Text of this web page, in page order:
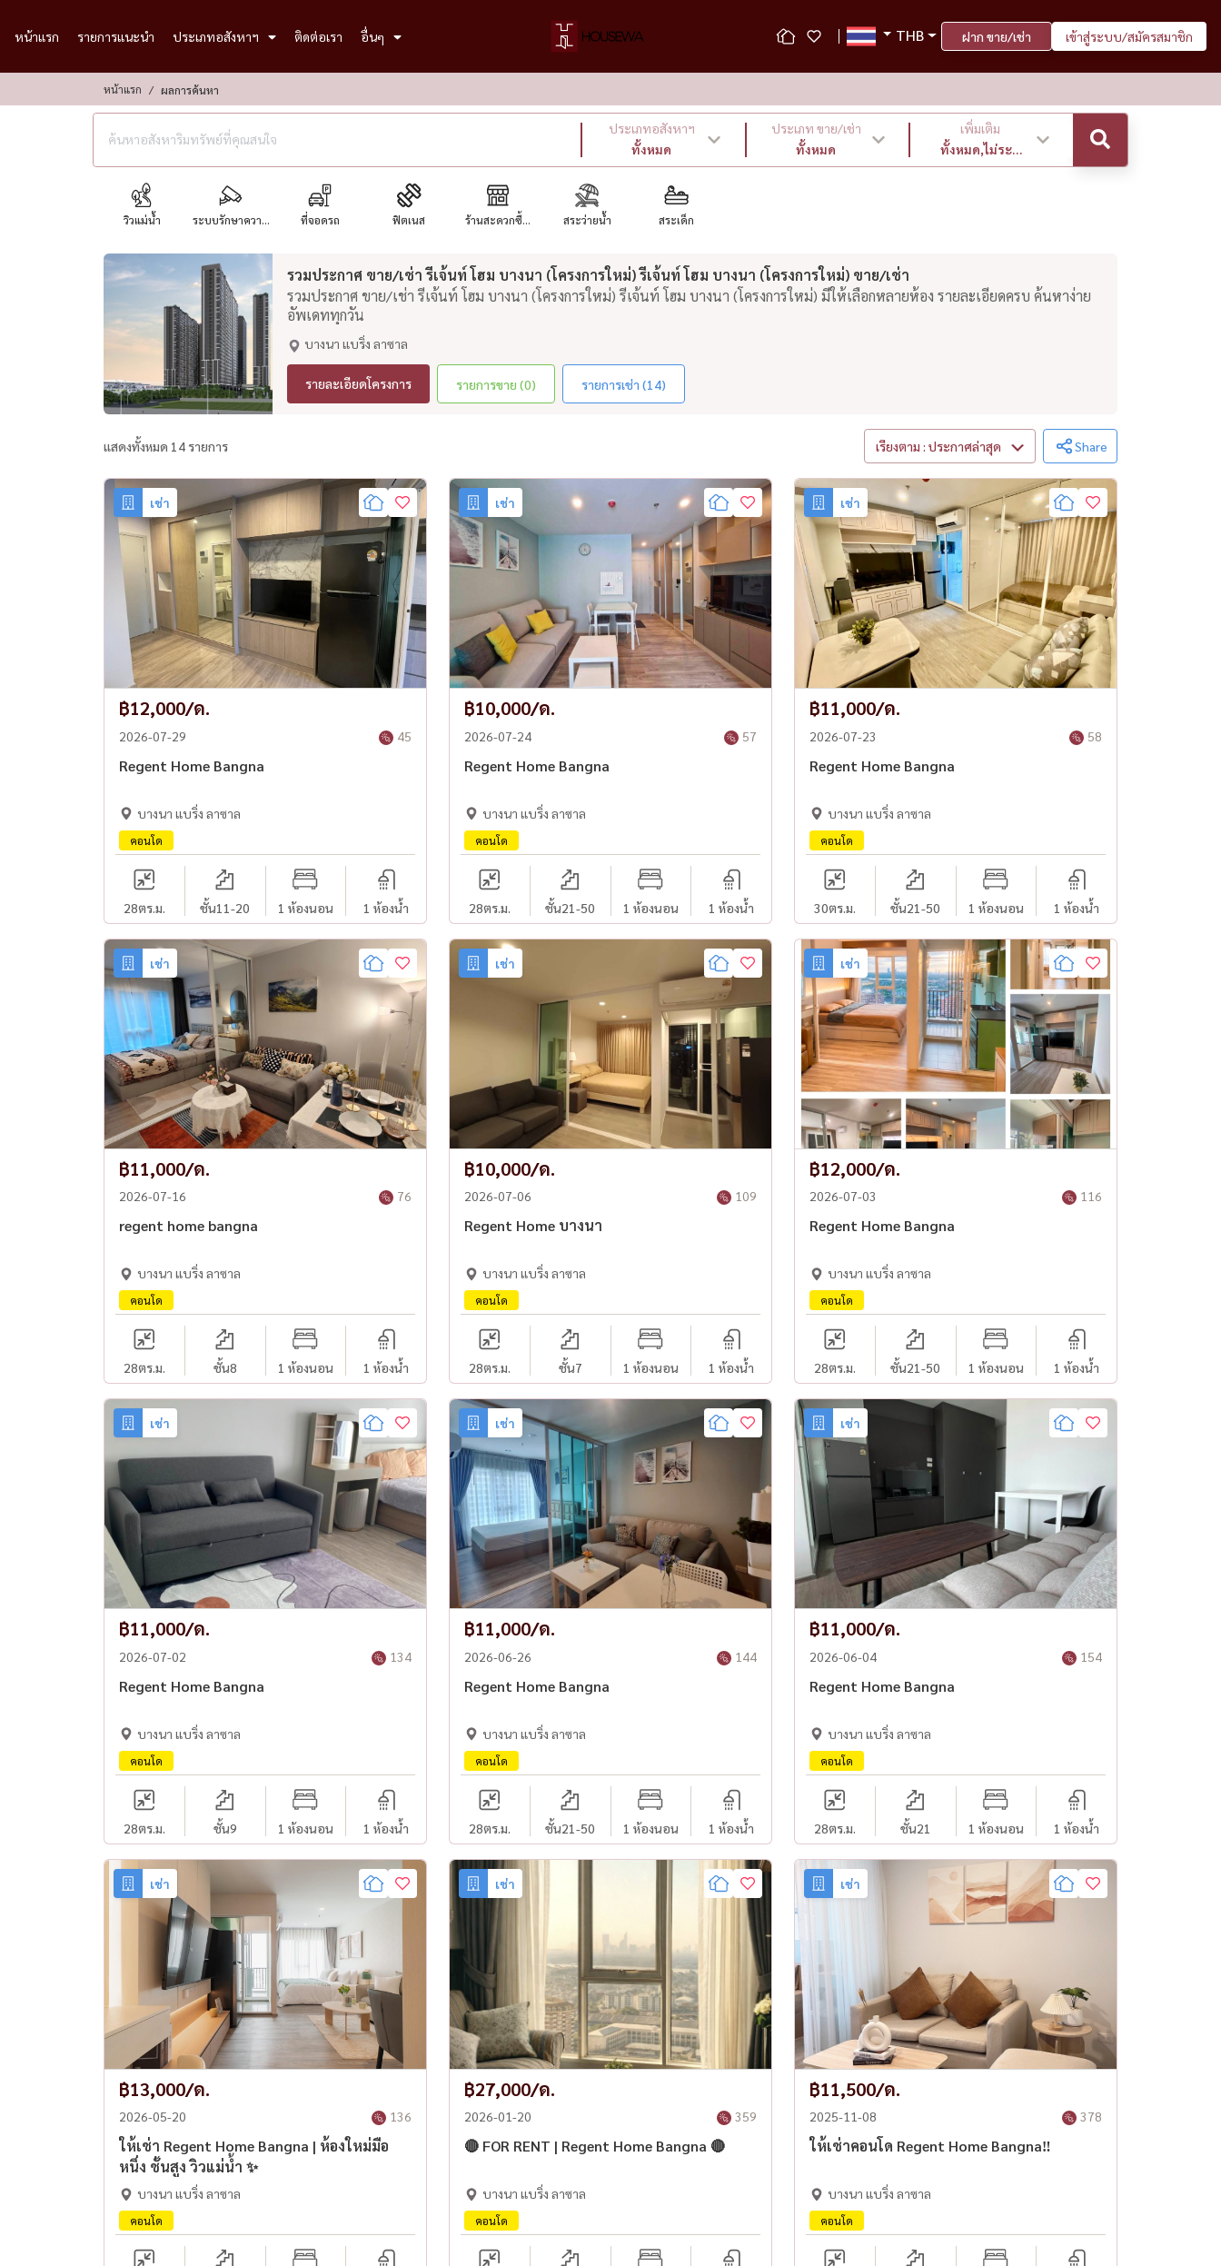
หน้าแรก รายการแนะนำ ประเภทอสังหาฯ ติดต่อเรา อื่นๆ THB ฝาก ขาย/เช่า เข้าสู่ระบบ/สมัครสมาชิก
หน้าแรก ผลการค้นหา
ประเภทอสังหาฯ
ทั้งหมด
ประเภท ขาย/เช่า
ทั้งหมด
เพิ่มเติม
ทั้งหมด,ไม่ระบุ
,ล่าสุด
วิวแม่น้ำ ระบบรักษาควา... ที่จอดรถ ฟิตเนส ร้านสะดวกซื้... สระว่ายน้ำ สระเด็ก
รวมประกาศ ขาย/เช่า รีเจ้นท์ โฮม บางนา (โครงการใหม่) รีเจ้นท์ โฮม บางนา (โครงการใหม่) ขาย/เช่า
รวมประกาศ ขาย/เช่า รีเจ้นท์ โฮม บางนา (โครงการใหม่) รีเจ้นท์ โฮม บางนา (โครงการใหม่) มีให้เลือกหลายห้อง รายละเอียดครบ ค้นหาง่าย
อัพเดททุกวัน
บางนา แบริ่ง ลาซาล
รายละเอียดโครงการ รายการขาย (0) รายการเช่า (14)
แสดงทั้งหมด 14 รายการ เรียงตาม : ประกาศล่าสุด Share
เช่า
฿12,000/ด.
2026-07-29 45
Regent Home Bangna
บางนา แบริ่ง ลาซาล
คอนโด
28ตร.ม. ชั้น11-20 1 ห้องนอน 1 ห้องน้ำ
เช่า
฿10,000/ด.
2026-07-24 57
Regent Home Bangna
บางนา แบริ่ง ลาซาล
คอนโด
28ตร.ม. ชั้น21-50 1 ห้องนอน 1 ห้องน้ำ
เช่า
฿11,000/ด.
2026-07-23 58
Regent Home Bangna
บางนา แบริ่ง ลาซาล
คอนโด
30ตร.ม. ชั้น21-50 1 ห้องนอน 1 ห้องน้ำ
เช่า
฿11,000/ด.
2026-07-16 76
regent home bangna
บางนา แบริ่ง ลาซาล
คอนโด
28ตร.ม. ชั้น8 1 ห้องนอน 1 ห้องน้ำ
เช่า
฿10,000/ด.
2026-07-06 109
Regent Home บางนา
บางนา แบริ่ง ลาซาล
คอนโด
28ตร.ม. ชั้น7 1 ห้องนอน 1 ห้องน้ำ
เช่า
฿12,000/ด.
2026-07-03 116
Regent Home Bangna
บางนา แบริ่ง ลาซาล
คอนโด
28ตร.ม. ชั้น21-50 1 ห้องนอน 1 ห้องน้ำ
เช่า
฿11,000/ด.
2026-07-02 134
Regent Home Bangna
บางนา แบริ่ง ลาซาล
คอนโด
28ตร.ม. ชั้น9 1 ห้องนอน 1 ห้องน้ำ
เช่า
฿11,000/ด.
2026-06-26 144
Regent Home Bangna
บางนา แบริ่ง ลาซาล
คอนโด
28ตร.ม. ชั้น21-50 1 ห้องนอน 1 ห้องน้ำ
เช่า
฿11,000/ด.
2026-06-04 154
Regent Home Bangna
บางนา แบริ่ง ลาซาล
คอนโด
28ตร.ม. ชั้น21 1 ห้องนอน 1 ห้องน้ำ
เช่า
฿13,000/ด.
2026-05-20 136
ให้เช่า Regent Home Bangna | ห้องใหม่มือ
หนึ่ง ชั้นสูง วิวแม่น้ำ ✨
บางนา แบริ่ง ลาซาล
คอนโด
เช่า
฿27,000/ด.
2026-01-20 359
🔴 FOR RENT | Regent Home Bangna 🔴
บางนา แบริ่ง ลาซาล
คอนโด
เช่า
฿11,500/ด.
2025-11-08 378
ให้เช่าคอนโด Regent Home Bangna‼️
บางนา แบริ่ง ลาซาล
คอนโด